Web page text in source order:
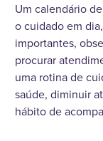
Um calendário
o cuidado em
importantes,
procurar
uma rotina de
saúde, diminuir
hábito de